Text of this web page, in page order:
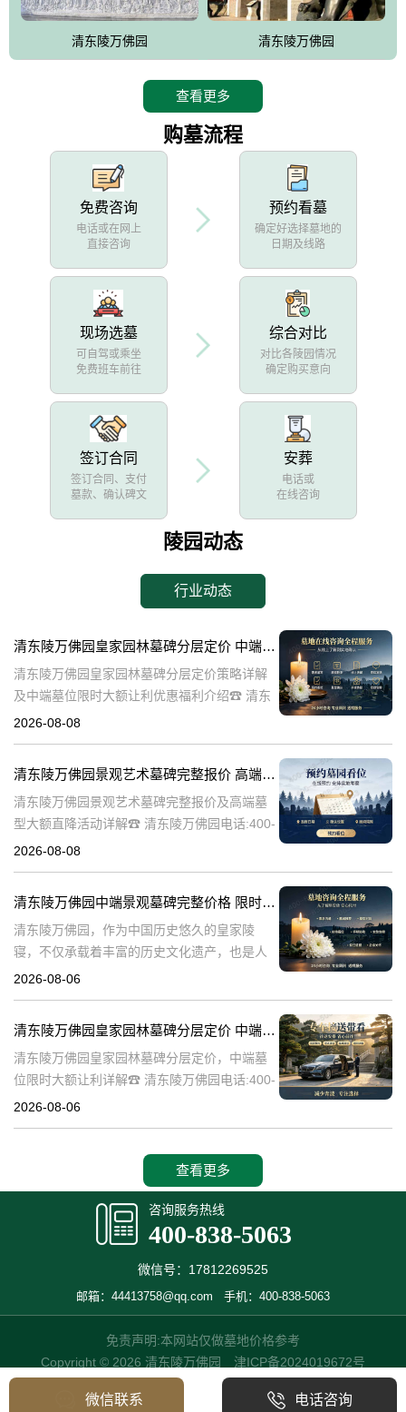
设计建造各种墓地墓位3万个；主体建筑金宝塔，墓位容量8万个，
能适应不同消费阶层的需求，为客户提供墓碑设计制作服务、特色
清东陵万佛园 清东陵万佛园
查看更多
购墓流程
免费咨询
电话或在网上
直接咨询
预约看墓
确定好选择墓地的
日期及线路
现场选墓
可自驾或乘坐
免费班车前往
综合对比
对比各陵园情况
确定购买意向
签订合同
签订合同、支付
墓款、确认碑文
安葬
电话或
在线咨询
陵园动态
行业动态
清东陵万佛园皇家园林墓碑分层定价 中端墓位限时大额让利详解及优惠福利
清东陵万佛园皇家园林墓碑分层定价策略详解
及中端墓位限时大额让利优惠福利介绍☎ 清东
陵万佛园电话:400-838-5063清东陵万佛园，作
2026-08-08
清东陵万佛园景观艺术墓碑完整报价 高端墓型大额直降活动详解
清东陵万佛园景观艺术墓碑完整报价及高端墓
型大额直降活动详解☎ 清东陵万佛园电话:400-
838-5063清东陵万佛园，作为中国历史悠久的
2026-08-08
清东陵万佛园中端景观墓碑完整价格 限时减免多年管理费详解
清东陵万佛园，作为中国历史悠久的皇家陵
寝，不仅承载着丰富的历史文化遗产，也是人
们缅怀先人、寄托哀思的重要场所。近年来，
清
2026-08-06
清东陵万佛园皇家园林墓碑分层定价 中端墓位限时大额让利详解
清东陵万佛园皇家园林墓碑分层定价，中端墓
位限时大额让利详解☎ 清东陵万佛园电话:400-
838-5063清东陵万佛园，作为中国历史上著名
2026-08-06
查看更多
咨询服务热线
400-838-5063
微信号：17812269525
邮箱：44413758@qq.com 手机：400-838-5063
免责声明:本网站仅做墓地价格参考
Copyright © 2026 清东陵万佛园 津ICP备2024019672号
微信联系 电话咨询